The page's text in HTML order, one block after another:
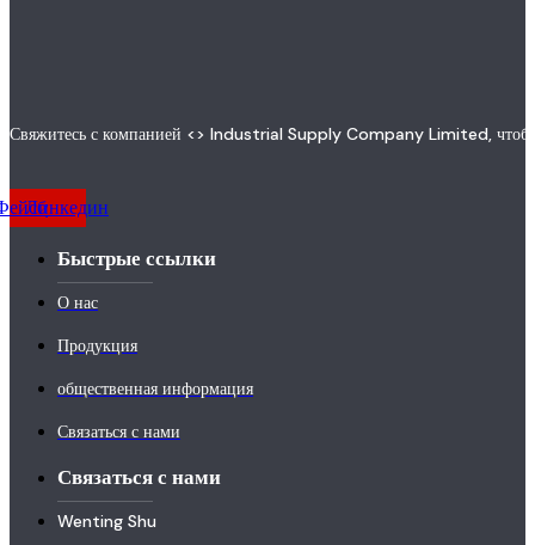
Свяжитесь с компанией <> Industrial Supply Company Limited, чтобы
Линкедин
Быстрые ссылки
О нас
Продукция
общественная информация
Связаться с нами
Связаться с нами
Wenting Shu